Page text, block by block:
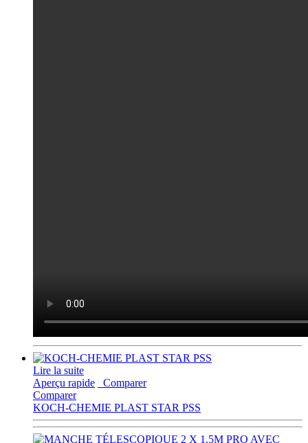
Lire la suite
Aperçu rapide
Comparer
Comparer
KOCH-CHEMIE PLAST STAR PSS